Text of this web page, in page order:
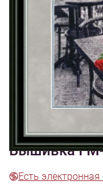
Изображения и цвет
отличаться от оригинала
настроек вашего
Вышивка
Есть электронная